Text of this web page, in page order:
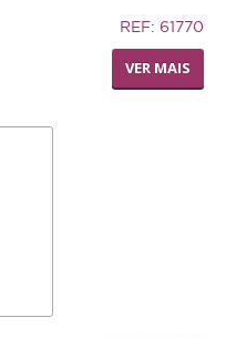
REF: 61770
VER MAIS